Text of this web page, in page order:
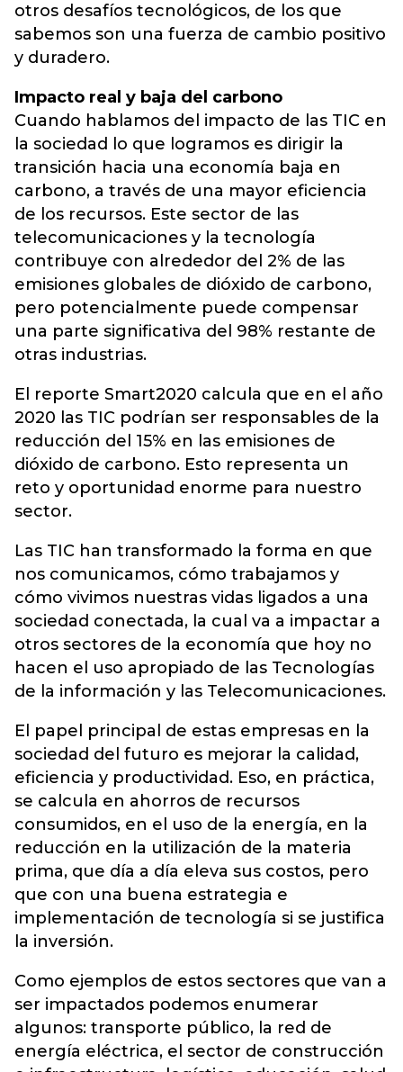
otros desafíos tecnológicos, de los que
sabemos son una fuerza de cambio positivo
y duradero.
Impacto real y baja del carbono
Cuando hablamos del impacto de las TIC en
la sociedad lo que logramos es dirigir la
transición hacia una economía baja en
carbono, a través de una mayor eficiencia
de los recursos. Este sector de las
telecomunicaciones y la tecnología
contribuye con alrededor del 2% de las
emisiones globales de dióxido de carbono,
pero potencialmente puede compensar
una parte significativa del 98% restante de
otras industrias.
El reporte Smart2020 calcula que en el año
2020 las TIC podrían ser responsables de la
reducción del 15% en las emisiones de
dióxido de carbono. Esto representa un
reto y oportunidad enorme para nuestro
sector.
Las TIC han transformado la forma en que
nos comunicamos, cómo trabajamos y
cómo vivimos nuestras vidas ligados a una
sociedad conectada, la cual va a impactar a
otros sectores de la economía que hoy no
hacen el uso apropiado de las Tecnologías
de la información y las Telecomunicaciones.
El papel principal de estas empresas en la
sociedad del futuro es mejorar la calidad,
eficiencia y productividad. Eso, en práctica,
se calcula en ahorros de recursos
consumidos, en el uso de la energía, en la
reducción en la utilización de la materia
prima, que día a día eleva sus costos, pero
que con una buena estrategia e
implementación de tecnología si se justifica
la inversión.
Como ejemplos de estos sectores que van a
ser impactados podemos enumerar
algunos: transporte público, la red de
energía eléctrica, el sector de construcción